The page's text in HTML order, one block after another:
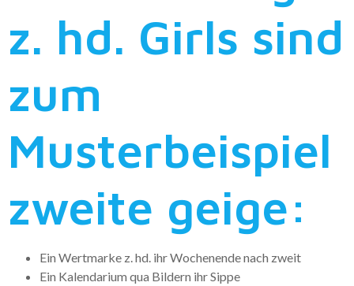
z. hd. Girls sind
zum
Musterbeispiel
zweite geige:
Ein Wertmarke z. hd. ihr Wochenende nach zweit
Ein Kalendarium qua Bildern ihr Sippe